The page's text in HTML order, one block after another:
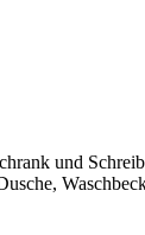
und